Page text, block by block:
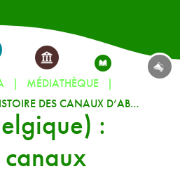
MÉDIATHÈQUE
ARDENNE (BELGIQUE) : HISTOIRE DES CANAUX D’ABISSAGE
: